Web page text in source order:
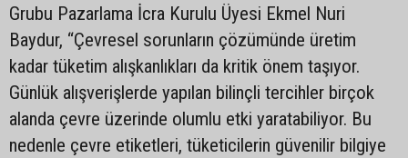
Grubu Pazarlama İcra Kurulu Üyesi Ekmel Nuri
Baydur, “Çevresel sorunların çözümünde üretim
kadar tüketim alışkanlıkları da kritik önem taşıyor.
Günlük alışverişlerde yapılan bilinçli tercihler birçok
alanda çevre üzerinde olumlu etki yaratabiliyor. Bu
nedenle çevre etiketleri, tüketicilerin güvenilir bilgiye